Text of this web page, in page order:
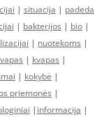
| situacija | padeda
| bakterijos | bio |
| nuotekoms |
| kvapas |
| kokybė |
priemonės |
| informacija |